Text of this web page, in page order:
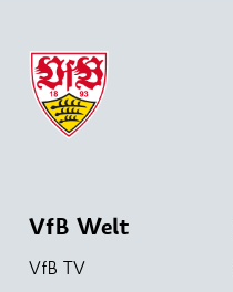
VfB Welt
VfB TV